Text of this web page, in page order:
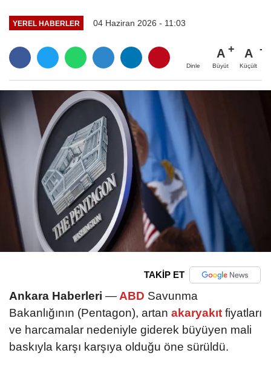
YEREL HABERLER 04 Haziran 2026 - 11:03
Dinle
A
Büyüt
A
Küçült
TAKİP ET
Ankara Haberleri — ABD Savunma
Bakanlığının (Pentagon), artan akaryakıt fiyatları
ve harcamalar nedeniyle giderek büyüyen mali
baskıyla karşı karşıya olduğu öne sürüldü.